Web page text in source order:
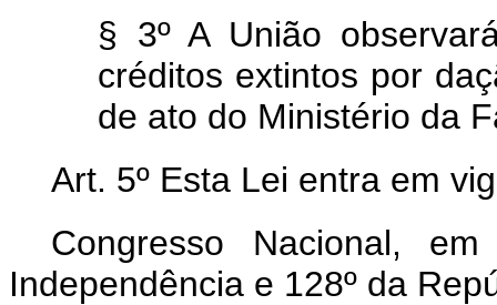
§ 3º A União
créditos extintos por
de ato do Ministério da
Art. 5º Esta Lei entra em
Congresso Nacional,
Independência e 128º da